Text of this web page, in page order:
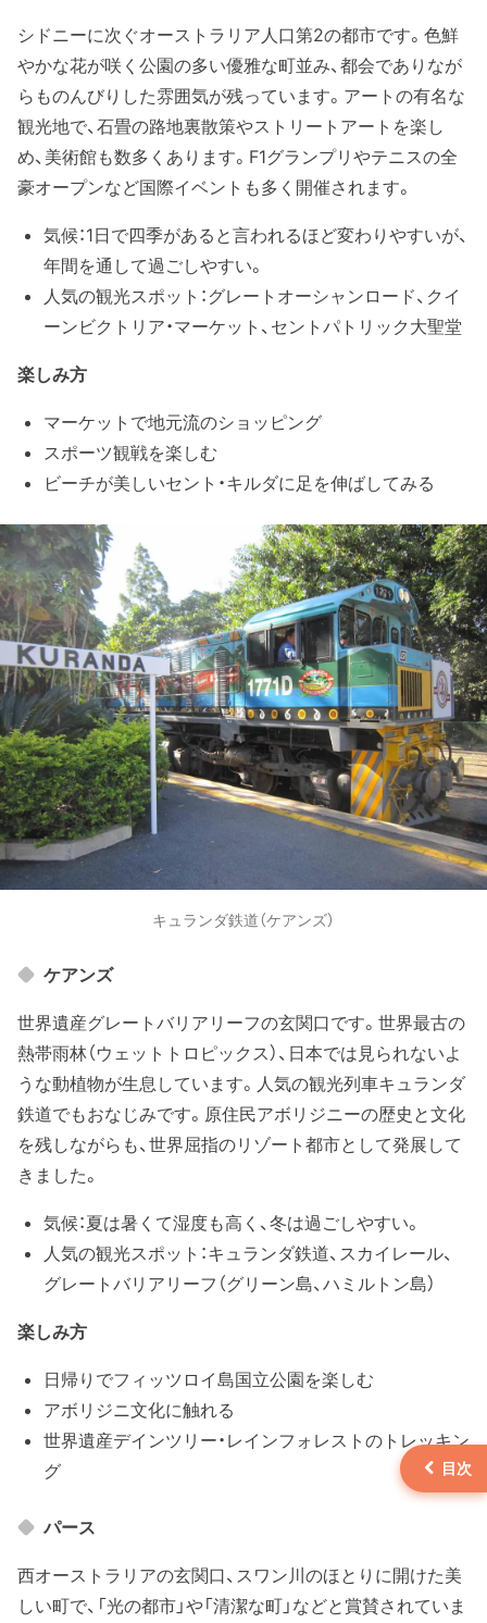
シドニーに次ぐオーストラリア人口第2の都市です。色鮮
やかな花が咲く公園の多い優雅な町並み、都会でありなが
らものんびりした雰囲気が残っています。アートの有名な
観光地で、石畳の路地裏散策やストリートアートを楽し
め、美術館も数多くあります。F1グランプリやテニスの全
豪オープンなど国際イベントも多く開催されます。
気候：1日で四季があると言われるほど変わりやすいが、
年間を通して過ごしやすい。
人気の観光スポット：グレートオーシャンロード、クイ
ーンビクトリア・マーケット、セントパトリック大聖堂
楽しみ方
マーケットで地元流のショッピング
スポーツ観戦を楽しむ
ビーチが美しいセント・キルダに足を伸ばしてみる
キュランダ鉄道（ケアンズ）
ケアンズ
世界遺産グレートバリアリーフの玄関口です。世界最古の
熱帯雨林（ウェットトロピックス）、日本では見られないよ
うな動植物が生息しています。人気の観光列車キュランダ
鉄道でもおなじみです。原住民アボリジニーの歴史と文化
を残しながらも、世界屈指のリゾート都市として発展して
きました。
気候：夏は暑くて湿度も高く、冬は過ごしやすい。
人気の観光スポット：キュランダ鉄道、スカイレール、
グレートバリアリーフ（グリーン島、ハミルトン島）
楽しみ方
日帰りでフィッツロイ島国立公園を楽しむ
アボリジニ文化に触れる
世界遺産デインツリー・レインフォレストのトレッキン
グ
パース
西オーストラリアの玄関口、スワン川のほとりに開けた美
しい町で、「光の都市」や「清潔な町」などと賞賛されていま